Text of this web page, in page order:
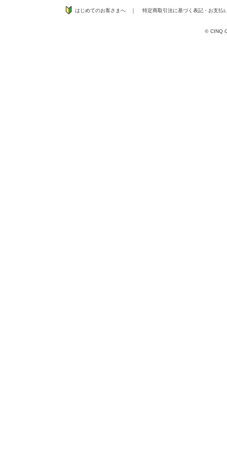
はじめてのお客さまへ ｜ 特定商取引法に基づく表記 ・ お支払
© CINQ